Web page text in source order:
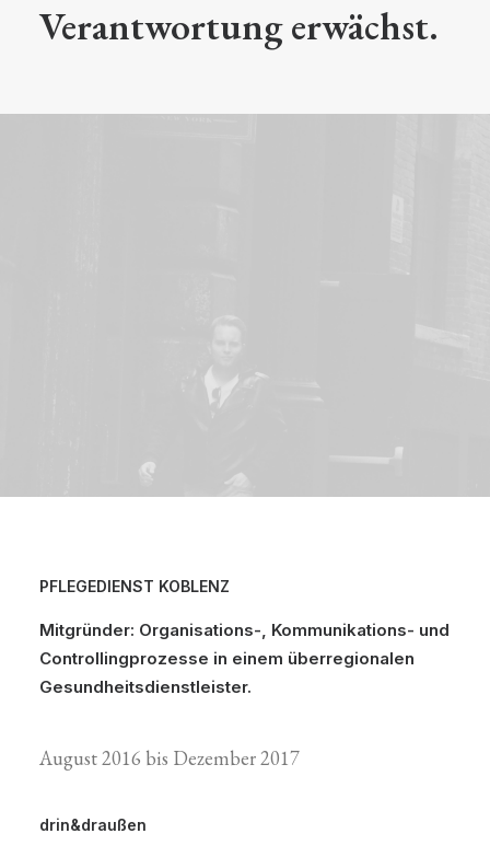
Verantwortung erwächst.
PFLEGEDIENST KOBLENZ
Mitgründer: Organisations-, Kommunikations- und
Controllingprozesse in einem überregionalen
Gesundheitsdienstleister.
August 2016 bis Dezember 2017
drin&draußen